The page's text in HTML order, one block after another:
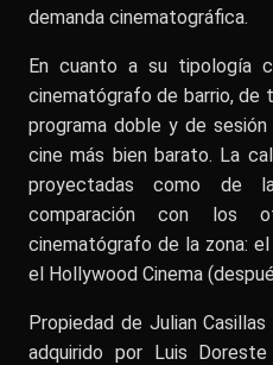
demanda cinematográfica.
En cuanto a su tipología
cinematógrafo de barrio, de
programa doble y de
cine más bien barato. La
proyectadas como de
comparación con los
cinematógrafo de la zona: el
el Hollywood Cinema
Propiedad de Julian
adquirido por Luis